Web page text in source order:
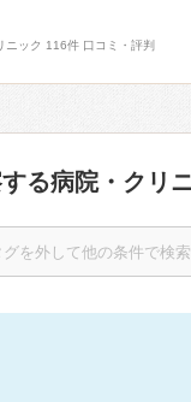
ニック 116件 口コミ・評判
る病院・クリ